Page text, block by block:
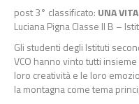
post 3° classificato: UNA
Luciana Pigna Classe II B –
Gli studenti degli Istituti
VCO hanno vinto tutti
loro creatività e le loro
la montagna come tema